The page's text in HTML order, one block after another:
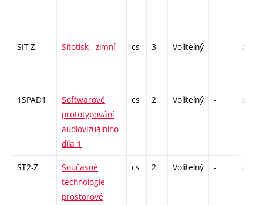
SIT-Z Sítotisk - zimní cs 3 Volitelný - zá
1SPAD1
Softwarové
prototypování
audiovizuálního
díla 1
cs 2 Volitelný - zá
ST2-Z
Současné
technologie
prostorové
cs 2 Volitelný - zá